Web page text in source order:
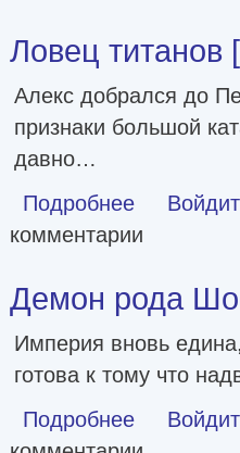
Ловец титанов
Алекс добрался до
признаки большой
давно…
Подробнее о Ловец
комментарии
Демон рода
Империя вновь
готова к тому что
Подробнее о Демон рода